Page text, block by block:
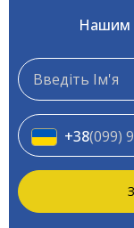
Нашим
+38(099)